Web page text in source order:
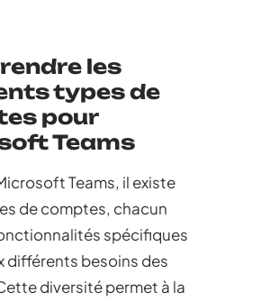
les
types de
pour
Teams
Teams, il existe
de comptes, chacun
spécifiques
différents besoins des
diversité permet à la